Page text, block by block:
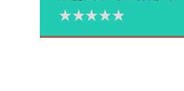
Please rate
4星
3星
2星
1星